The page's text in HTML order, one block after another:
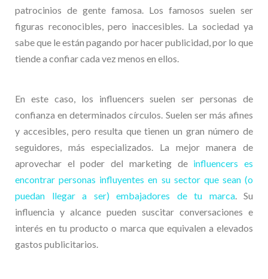
patrocinios de gente famosa. Los famosos suelen ser
figuras reconocibles, pero inaccesibles. La sociedad ya
sabe que le están pagando por hacer publicidad, por lo que
tiende a confiar cada vez menos en ellos.
En este caso, los influencers suelen ser personas de
confianza en determinados círculos. Suelen ser más afines
y accesibles, pero resulta que tienen un gran número de
seguidores, más especializados. La mejor manera de
aprovechar el poder del marketing de influencers es
encontrar personas influyentes en su sector que sean (o
puedan llegar a ser) embajadores de tu marca. Su
influencia y alcance pueden suscitar conversaciones e
interés en tu producto o marca que equivalen a elevados
gastos publicitarios.